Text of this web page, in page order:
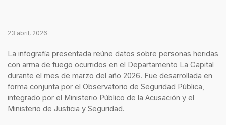
23 abril, 2026
La infografía presentada reúne datos sobre personas heridas
con arma de fuego ocurridos en el Departamento La Capital
durante el mes de marzo del año 2026. Fue desarrollada en
forma conjunta por el Observatorio de Seguridad Pública,
integrado por el Ministerio Público de la Acusación y el
Ministerio de Justicia y Seguridad.